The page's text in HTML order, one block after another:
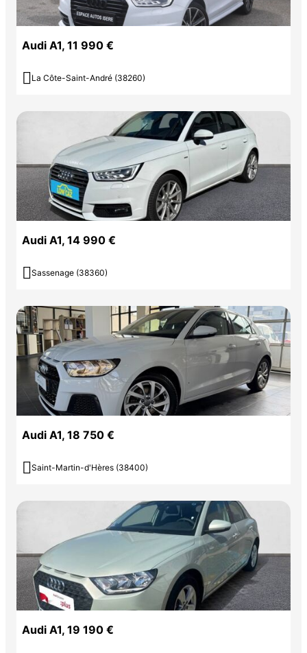
Audi A1, 11 990 €
 La Côte-Saint-André (38260)
Audi A1, 14 990 €
 Sassenage (38360)
Audi A1, 18 750 €
 Saint-Martin-d'Hères (38400)
Audi A1, 19 190 €